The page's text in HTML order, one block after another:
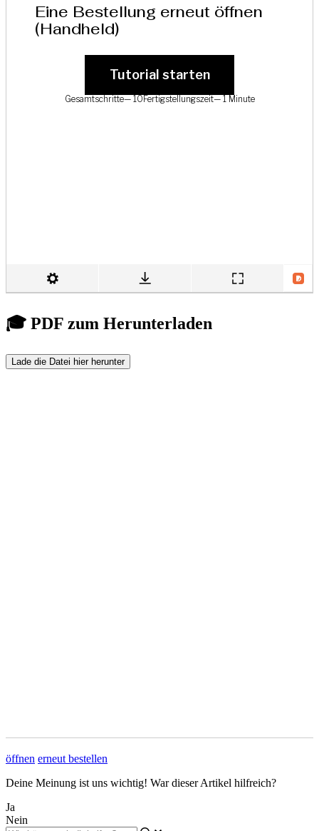
🎓 PDF zum Herunterladen
Lade die Datei hier herunter
öffnen erneut bestellen
Deine Meinung ist uns wichtig! War dieser Artikel hilfreich?
Ja
Nein